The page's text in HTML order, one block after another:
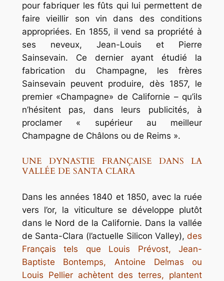
pour fabriquer les fûts qui lui permettent de
faire vieillir son vin dans des conditions
appropriées. En 1855, il vend sa propriété à
ses neveux, Jean-Louis et Pierre
Sainsevain. Ce dernier ayant étudié la
fabrication du Champagne, les frères
Sainsevain peuvent produire, dès 1857, le
premier «Champagne» de Californie – qu’ils
n’hésitent pas, dans leurs publicités, à
proclamer « supérieur au meilleur
Champagne de Châlons ou de Reims ».
UNE DYNASTIE FRANÇAISE DANS LA
VALLÉE DE SANTA CLARA
Dans les années 1840 et 1850, avec la ruée
vers l’or, la viticulture se développe plutôt
dans le Nord de la Californie. Dans la vallée
de Santa-Clara (l’actuelle Silicon Valley),des
Français tels que Louis Prévost, Jean-
Baptiste Bontemps, Antoine Delmas ou
Louis Pellier achètent des terres, plantent